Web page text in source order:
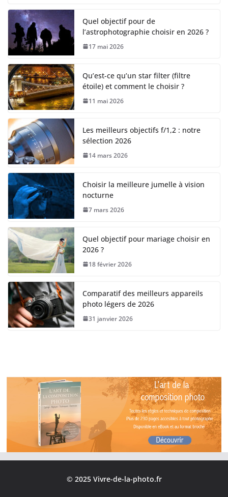
Quel objectif pour de
l’astrophotographie choisir en 2026 ?
17 mai 2026
Qu’est-ce qu’un star filter (filtre
étoile) et comment le choisir ?
11 mai 2026
Les meilleurs objectifs f/1,2 : notre
sélection 2026
14 mars 2026
Choisir la meilleure jumelle à vision
nocturne
7 mars 2026
Quel objectif pour mariage choisir en
2026 ?
18 février 2026
Comparatif des meilleurs appareils
photo légers de 2026
31 janvier 2026
© 2025 Vivre-de-la-photo.fr